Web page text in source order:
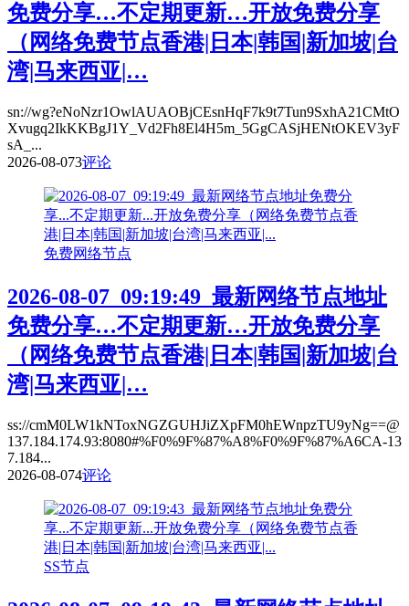
免费分享…不定期更新…开放免费分享
（网络免费节点香港|日本|韩国|新加坡|台
湾|马来西亚|…
sn://wg?eNoNzr1OwlAUAOBjCEsnHqF7k9t7Tun9SxhA21CMtO
Xvugq2IkKKBgJ1Y_Vd2Fh8El4H5m_5GgCASjHENtOKEV3yF
sA_...
2026-08-073评论
免费网络节点
2026-08-07_09:19:49_最新网络节点地址
免费分享…不定期更新…开放免费分享
（网络免费节点香港|日本|韩国|新加坡|台
湾|马来西亚|…
ss://cmM0LW1kNToxNGZGUHJiZXpFM0hEWnpzTU9yNg==@
137.184.174.93:8080#%F0%9F%87%A8%F0%9F%87%A6CA-13
7.184...
2026-08-074评论
SS节点